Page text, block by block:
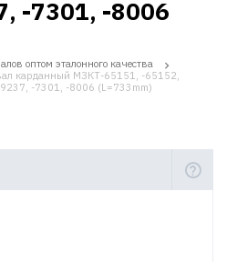
-7301, -8006
оптом эталонного качества
карданный МЗКТ-65151, -65152,
-7301, -8006 (L=733mm)